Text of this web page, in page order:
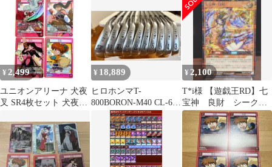
¥ 2,499
ユニオンアリーナ 犬夜
叉 SR4枚セット 犬夜叉
¥ 18,889
ヒロホンマT-
800BORON-M40 CL-606
黒七宝焼き刻印
¥ 2,100
T*i様 【遊戯王RD】七
宝神 良財 シークレ
ットレア